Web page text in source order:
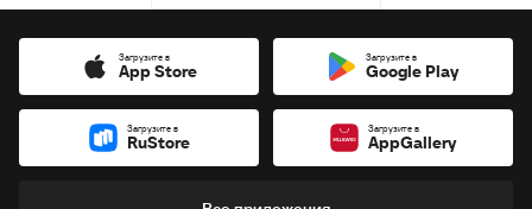
Загрузите в
App Store
Загрузите в
Google Play
Загрузите в
RuStore
Загрузите в
AppGallery